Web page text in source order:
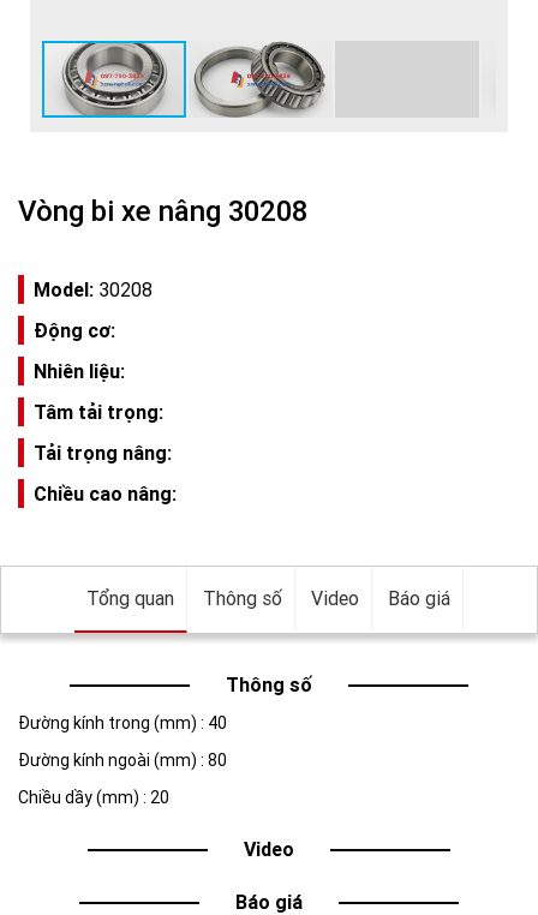
Vòng bi xe nâng 30208
Model: 30208
Động cơ:
Nhiên liệu:
Tâm tải trọng:
Tải trọng nâng:
Chiều cao nâng:
Tổng quan Thông số Video Báo giá
Thông số
Đường kính trong (mm) : 40
Đường kính ngoài (mm) : 80
Chiều dầy (mm) : 20
Video
Báo giá